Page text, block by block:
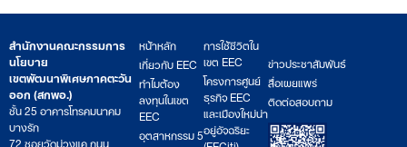
สำนักงานคณะกรรมการ
นโยบาย
เขตพัฒนาพิเศษภาคตะวัน
ออก (สกพอ.)
ชั้น 25 อาคารโทรคมนาคม
บางรัก
72 ซอยวัดม่วงแค ถนน
หน้าหลัก
เกี่ยวกับ EEC
ทำไมต้อง
ลงทุนในเขต
EEC
อุตสาหกรรม 5
การใช้ชีวิตใน
เขต EEC
โครงการศูนย์
ธุรกิจ EEC
และเมืองใหม่น่า
อยู่อัจฉริยะ
ข่าวประชาสัมพันธ์
สื่อเผยแพร่
ติดต่อสอบถาม